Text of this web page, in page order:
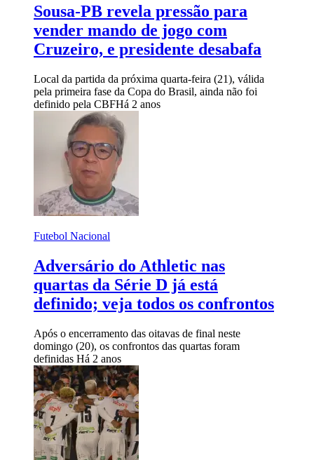
Sousa-PB revela pressão para
vender mando de jogo com
Cruzeiro, e presidente desabafa
Local da partida da próxima quarta-feira (21), válida
pela primeira fase da Copa do Brasil, ainda não foi
definido pela CBFHá 2 anos
Futebol Nacional
Adversário do Athletic nas
quartas da Série D já está
definido; veja todos os confrontos
Após o encerramento das oitavas de final neste
domingo (20), os confrontos das quartas foram
definidas Há 2 anos